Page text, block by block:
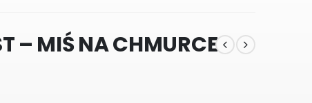
– MIŚ NA CHMURCE